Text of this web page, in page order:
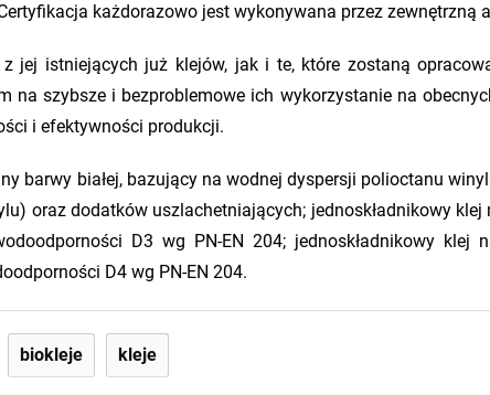
każdorazowo jest wykonywana przez zewnętrzną
jej istniejących już klejów, jak i te, które zostaną
na szybsze i bezproblemowe ich wykorzystanie na
i efektywności produkcji.
barwy białej, bazujący na wodnej dyspersji polioctanu
oraz dodatków uszlachetniających; jednoskładnikowy
D3 wg PN-EN 204; jednoskładnikowy klej
D4 wg PN-EN 204.
biokleje kleje